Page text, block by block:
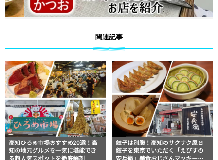
関連記事
高知ひろめ市場おすすめ20選！高
知の地元グルメを一気に堪能でき
る超人気スポットを徹底解剖
餃子は別腹！高知のサクサク屋台
餃子を東京でいただく「えびすの
安兵衛」美食おじさんマッキー牧